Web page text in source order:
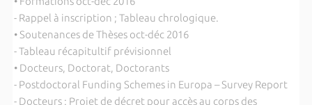
- Rappel à inscription ; Tableau chrologique.
• Soutenances de Thèses oct-déc 2016
- Tableau récapitultif prévisionnel
• Docteurs, Doctorat, Doctorants
- Postdoctoral Funding Schemes in Europa – Survey Report
- Docteurs : Projet de décret pour accès au corps des